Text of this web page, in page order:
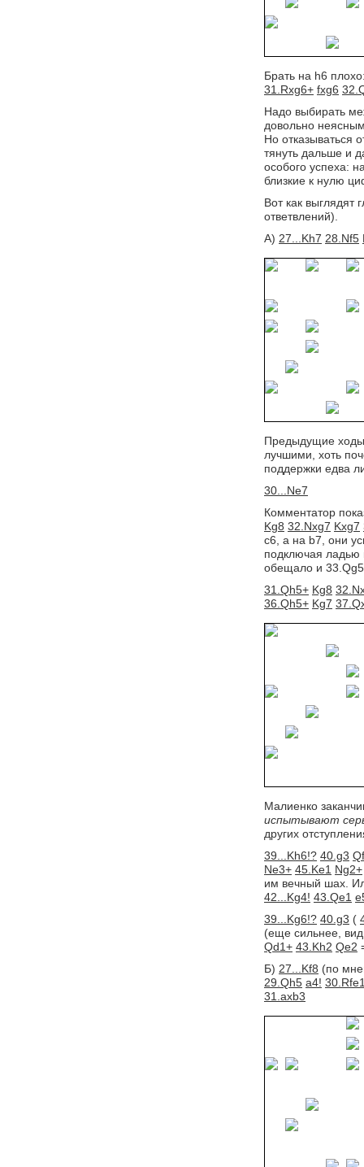
Брать на h6
31.Rxg6+ fxg6
Надо выбирать
довольно
Но отказываться
тянуть дальше и
особого успеха:
близкие к нулю
Вот как выглядят
ответвлений).
А) 27...Kh7 28.Nf5
Предыдущие ходы
лучшими, хоть
поддержки едва
30...Ne7
Комментатор
Kg8 32.Nxg7 Kxg7
c6, а на b7, они
подключая ладью
обещало и
31.Qh5+ Kg8
36.Qh5+ Kg7
Малиенко
испытывают
других
39...Kh6!? 40.g3
Ne3+ 45.Ke1 Ng2+
им вечный шах.
42...Kg4! 43.Qe1
39...Kg6!? 40.g3 (
(еще сильнее,
Qd1+ 43.Kh2 Qe2
Б) 27...Kf8 (по
29.Qh5 a4!
31.axb3